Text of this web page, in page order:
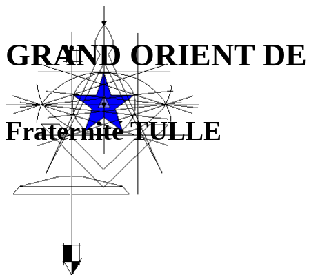
GRAND ORIENT
Fraternité TULLE